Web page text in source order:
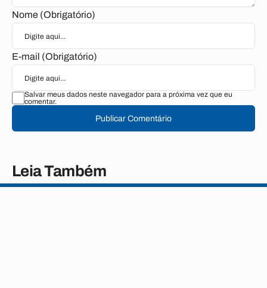
Nome (Obrigatório)
E-mail (Obrigatório)
Salvar meus dados neste navegador para a próxima vez que eu
comentar.
Publicar Comentário
Leia Também